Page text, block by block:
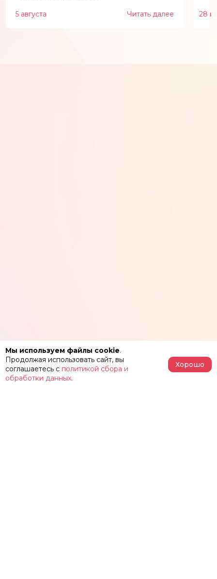
5 августа Читать далее 28
Мы используем файлы cookie.
Продолжая использовать сайт, вы
соглашаетесь с политикой сбора и
обработки данных.
Хорошо